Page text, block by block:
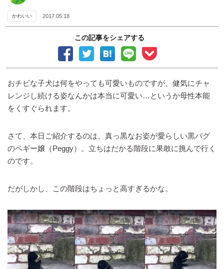
かわいい 2017.05.18
この記事をシェアする
おチビな子犬は何をやっても可愛いものですが、健気にチャ
レンジし続ける姿なんかは本当に可愛い…というか母性本能
をくすぐられます。
さて、本日ご紹介するのは、真っ黒なお姿が愛らしい黒パグ
のペギー嬢（Peggy）。立ちはだかる階段に果敢に挑んで行く
のです。
だがしかし、この階段はちょっと高すぎるかな。